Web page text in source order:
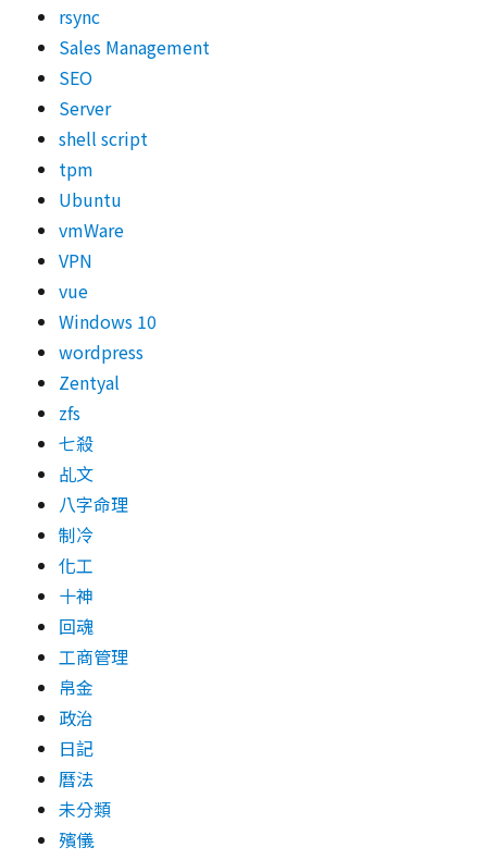
rsync
Sales Management
SEO
Server
shell script
tpm
Ubuntu
vmWare
VPN
vue
Windows 10
wordpress
Zentyal
zfs
七殺
乩文
八字命理
制冷
化工
十神
回魂
工商管理
帛金
政治
日記
曆法
未分類
殯儀